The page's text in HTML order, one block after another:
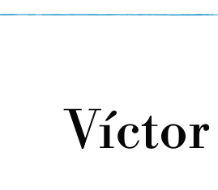
Víctor